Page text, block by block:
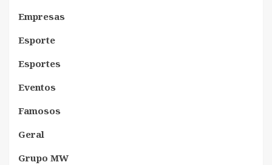
Empresas
Esporte
Esportes
Eventos
Famosos
Geral
Grupo MW